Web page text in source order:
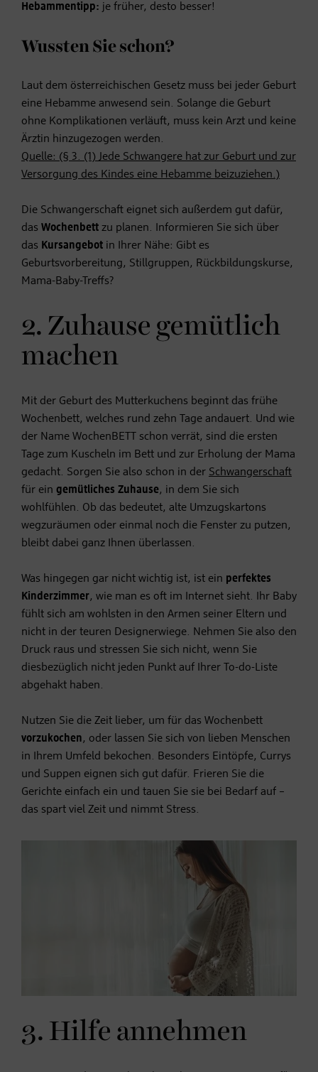
Hebammentipp: je früher, desto besser!
Wussten Sie schon?
Laut dem österreichischen Gesetz muss bei jeder Geburt
eine Hebamme anwesend sein. Solange die Geburt
ohne Komplikationen verläuft, muss kein Arzt und keine
Ärztin hinzugezogen werden.
Quelle: (§ 3. (1) Jede Schwangere hat zur Geburt und zur
Versorgung des Kindes eine Hebamme beizuziehen.)
Die Schwangerschaft eignet sich außerdem gut dafür,
das Wochenbett zu planen. Informieren Sie sich über
das Kursangebot in Ihrer Nähe: Gibt es
Geburtsvorbereitung, Stillgruppen, Rückbildungskurse,
Mama-Baby-Treffs?
2. Zuhause gemütlich
machen
Mit der Geburt des Mutterkuchens beginnt das frühe
Wochenbett, welches rund zehn Tage andauert. Und wie
der Name WochenBETT schon verrät, sind die ersten
Tage zum Kuscheln im Bett und zur Erholung der Mama
gedacht. Sorgen Sie also schon in der Schwangerschaft
für ein gemütliches Zuhause, in dem Sie sich
wohlfühlen. Ob das bedeutet, alte Umzugskartons
wegzuräumen oder einmal noch die Fenster zu putzen,
bleibt dabei ganz Ihnen überlassen.
Was hingegen gar nicht wichtig ist, ist ein perfektes
Kinderzimmer, wie man es oft im Internet sieht. Ihr Baby
fühlt sich am wohlsten in den Armen seiner Eltern und
nicht in der teuren Designerwiege. Nehmen Sie also den
Druck raus und stressen Sie sich nicht, wenn Sie
diesbezüglich nicht jeden Punkt auf Ihrer To-do-Liste
abgehakt haben.
Nutzen Sie die Zeit lieber, um für das Wochenbett
vorzukochen, oder lassen Sie sich von lieben Menschen
in Ihrem Umfeld bekochen. Besonders Eintöpfe, Currys
und Suppen eignen sich gut dafür. Frieren Sie die
Gerichte einfach ein und tauen Sie sie bei Bedarf auf –
das spart viel Zeit und nimmt Stress.
3. Hilfe annehmen